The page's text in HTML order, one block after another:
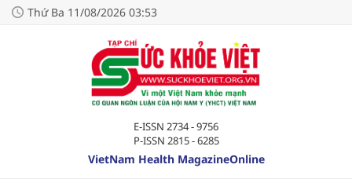
Thứ Ba 11/08/2026 03:53
E-ISSN 2734 - 9756
P-ISSN 2815 - 6285
VietNam Health MagazineOnline